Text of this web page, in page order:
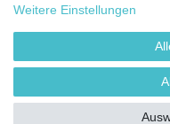
Ich stimme zu, dass meine
Weitere Einstellungen